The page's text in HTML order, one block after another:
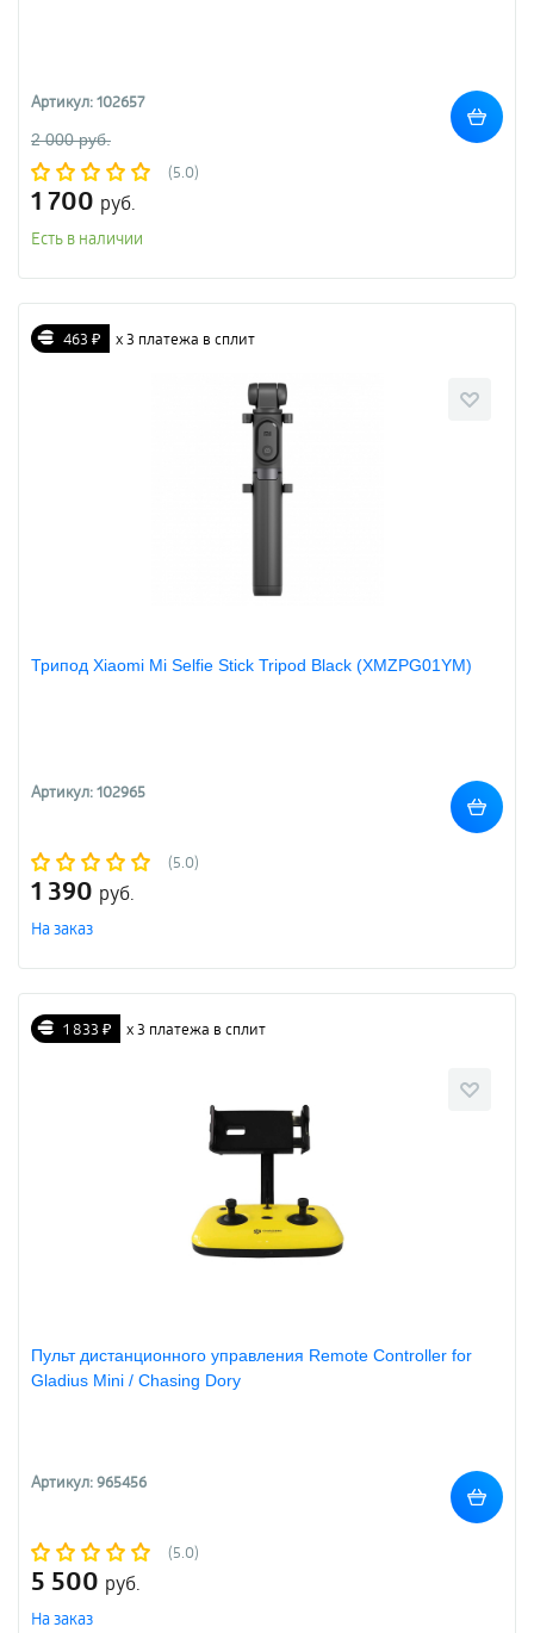
Артикул: 102657
2 000 руб.
(5.0)
1 700 руб.
Есть в наличии
463 ₽ х 3 платежа в сплит
Трипод Xiaomi Mi Selfie Stick Tripod Black (XMZPG01YM)
Артикул: 102965
(5.0)
1 390 руб.
На заказ
1 833 ₽ х 3 платежа в сплит
Пульт дистанционного управления Remote Controller for
Gladius Mini / Chasing Dory
Артикул: 965456
(5.0)
5 500 руб.
На заказ